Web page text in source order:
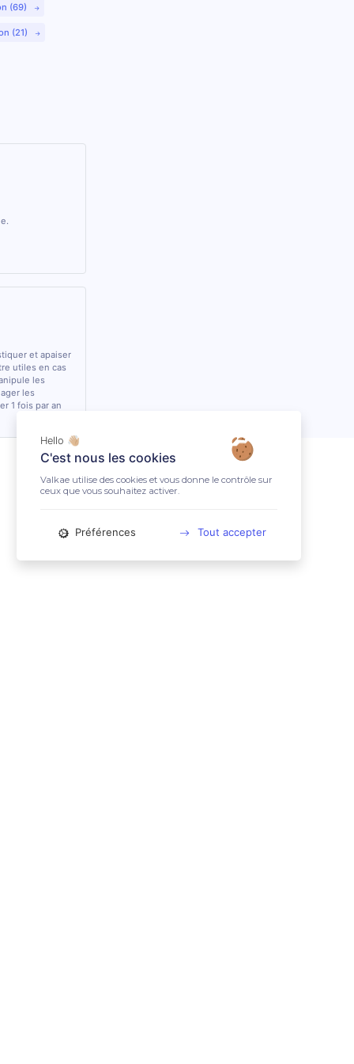
(69)
(21)
et apaiser
utiles en cas
les
les
1 fois par an
Hello 👋🏼
C'est nous les cookies
Valkae utilise des cookies et vous donne le contrôle sur
ceux que vous souhaitez activer.
Préférences Tout accepter